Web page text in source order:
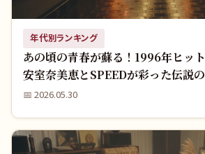
年代別ランキング
あの頃の青春が蘇る！1996年ヒット
安室奈美恵とSPEEDが彩った伝説
📅 2026.05.30